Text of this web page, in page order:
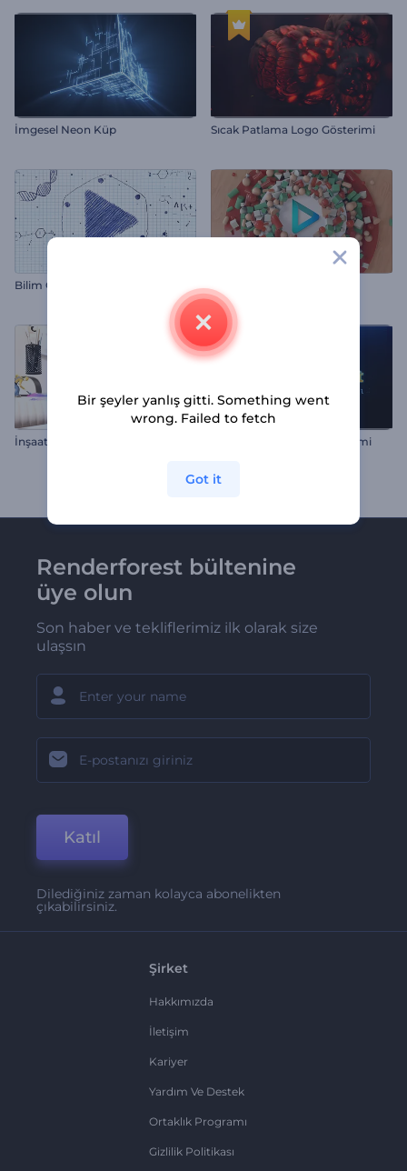
İmgesel Neon Küp Sıcak Patlama Logo Gösterimi
Bilim Çizimleri Logo
İnşaat Logo Gösterimi Hacker Glitch Logo Gösterimi
Renderforest bültenine
üye olun
Son haber ve tekliflerimiz ilk olarak size
ulaşsın
Katıl
Dilediğiniz zaman kolayca abonelikten
çıkabilirsiniz.
Şirket
Hakkımızda
İletişim
Kariyer
Yardım Ve Destek
Ortaklık Programı
Gizlilik Politikası
Bir şeyler yanlış gitti. Something went
wrong. Failed to fetch
Got it